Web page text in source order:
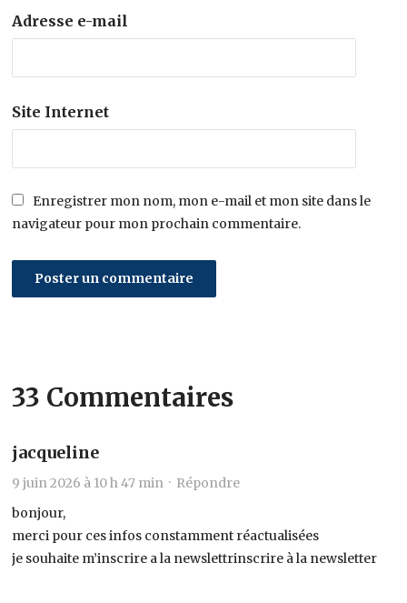
Adresse e-mail
Site Internet
Enregistrer mon nom, mon e-mail et mon site dans le
navigateur pour mon prochain commentaire.
33 Commentaires
jacqueline
9 juin 2026 à 10 h 47 min · Répondre
bonjour,
merci pour ces infos constamment réactualisées
je souhaite m’inscrire a la newslettrinscrire à la newsletter